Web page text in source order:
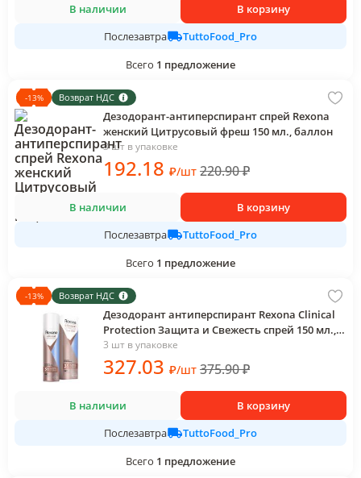
В наличии
В корзину
Послезавтра
TuttoFood_Pro
Всего 1 предложение
-13% Возврат НДС
Дезодорант-антиперспирант спрей Rexona
женский Цитрусовый фреш 150 мл., баллон
3 шт в упаковке
192.18 ₽/шт 220.90₽
В наличии
В корзину
Послезавтра
TuttoFood_Pro
Всего 1 предложение
-13% Возврат НДС
Дезодорант антиперспирант Rexona Clinical
Protection Защита и Свежесть спрей 150 мл.,
картон
3 шт в упаковке
327.03 ₽/шт 375.90₽
В наличии
В корзину
Послезавтра
TuttoFood_Pro
Всего 1 предложение